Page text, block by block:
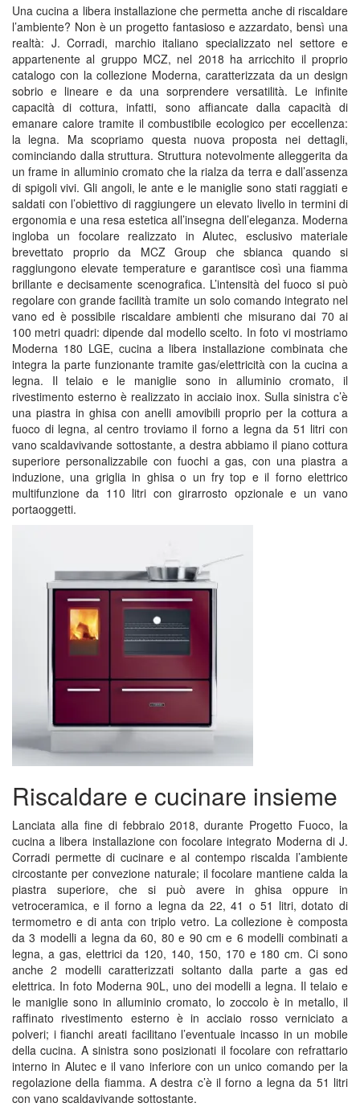
Una cucina a libera installazione che permetta anche di riscaldare
l’ambiente? Non è un progetto fantasioso e azzardato, bensì una
realtà: J. Corradi, marchio italiano specializzato nel settore e
appartenente al gruppo MCZ, nel 2018 ha arricchito il proprio
catalogo con la collezione Moderna, caratterizzata da un design
sobrio e lineare e da una sorprendere versatilità. Le infinite
capacità di cottura, infatti, sono affiancate dalla capacità di
emanare calore tramite il combustibile ecologico per eccellenza:
la legna. Ma scopriamo questa nuova proposta nei dettagli,
cominciando dalla struttura. Struttura notevolmente alleggerita da
un frame in alluminio cromato che la rialza da terra e dall’assenza
di spigoli vivi. Gli angoli, le ante e le maniglie sono stati raggiati e
saldati con l’obiettivo di raggiungere un elevato livello in termini di
ergonomia e una resa estetica all’insegna dell’eleganza. Moderna
ingloba un focolare realizzato in Alutec, esclusivo materiale
brevettato proprio da MCZ Group che sbianca quando si
raggiungono elevate temperature e garantisce così una fiamma
brillante e decisamente scenografica. L’intensità del fuoco si può
regolare con grande facilità tramite un solo comando integrato nel
vano ed è possibile riscaldare ambienti che misurano dai 70 ai
100 metri quadri: dipende dal modello scelto. In foto vi mostriamo
Moderna 180 LGE, cucina a libera installazione combinata che
integra la parte funzionante tramite gas/elettricità con la cucina a
legna. Il telaio e le maniglie sono in alluminio cromato, il
rivestimento esterno è realizzato in acciaio inox. Sulla sinistra c’è
una piastra in ghisa con anelli amovibili proprio per la cottura a
fuoco di legna, al centro troviamo il forno a legna da 51 litri con
vano scaldavivande sottostante, a destra abbiamo il piano cottura
superiore personalizzabile con fuochi a gas, con una piastra a
induzione, una griglia in ghisa o un fry top e il forno elettrico
multifunzione da 110 litri con girarrosto opzionale e un vano
portaoggetti.
Riscaldare e cucinare insieme
Lanciata alla fine di febbraio 2018, durante Progetto Fuoco, la
cucina a libera installazione con focolare integrato Moderna di J.
Corradi permette di cucinare e al contempo riscalda l’ambiente
circostante per convezione naturale; il focolare mantiene calda la
piastra superiore, che si può avere in ghisa oppure in
vetroceramica, e il forno a legna da 22, 41 o 51 litri, dotato di
termometro e di anta con triplo vetro. La collezione è composta
da 3 modelli a legna da 60, 80 e 90 cm e 6 modelli combinati a
legna, a gas, elettrici da 120, 140, 150, 170 e 180 cm. Ci sono
anche 2 modelli caratterizzati soltanto dalla parte a gas ed
elettrica. In foto Moderna 90L, uno dei modelli a legna. Il telaio e
le maniglie sono in alluminio cromato, lo zoccolo è in metallo, il
raffinato rivestimento esterno è in acciaio rosso verniciato a
polveri; i fianchi areati facilitano l’eventuale incasso in un mobile
della cucina. A sinistra sono posizionati il focolare con refrattario
interno in Alutec e il vano inferiore con un unico comando per la
regolazione della fiamma. A destra c’è il forno a legna da 51 litri
con vano scaldavivande sottostante.